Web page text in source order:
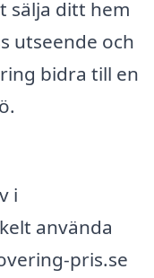
sälja ditt hem
utseende och
bidra till en
i
använda
pris.se